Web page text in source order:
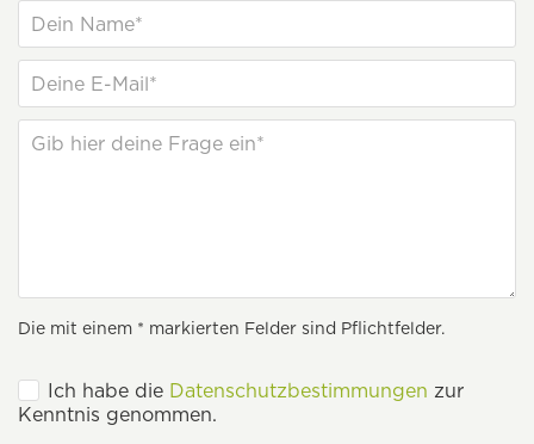
Die mit einem * markierten Felder sind Pflichtfelder.
Ich habe die Datenschutzbestimmungen zur
Kenntnis genommen.